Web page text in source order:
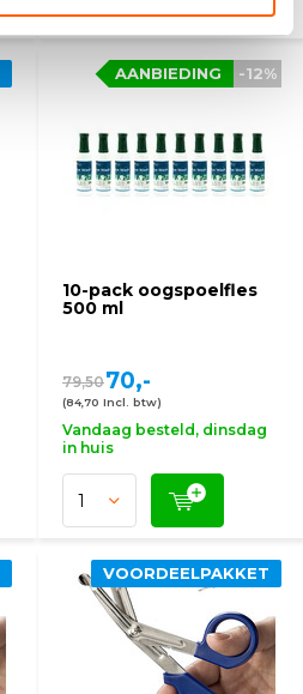
10-pack oogspoelfles
500 ml
-12%
AANBIEDING
79,5070,-
(84,70 Incl. btw)
Vandaag besteld, dinsdag
in huis
VOORDEELPAKKET